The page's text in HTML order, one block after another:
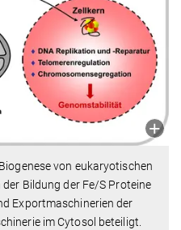
von eukaryotischen
Bildung der Fe/S Proteine
Exportmaschinerien der
im Cytosol beteiligt.